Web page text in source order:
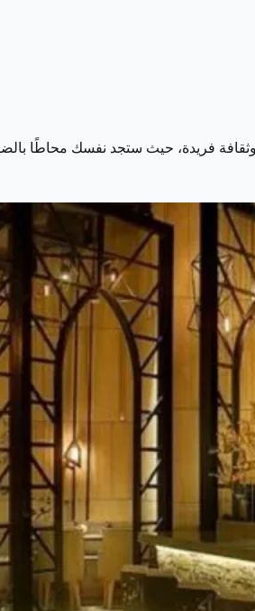
وثقافة فريدة، حيث ستجد نفسك محاطًا